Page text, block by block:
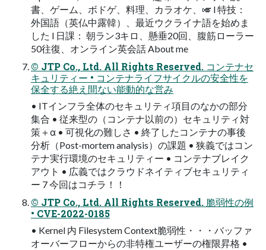
書、ゲーム、ボドゲ、料理、カラオケ、🎺 l 特技：
外国語（英仏中露韓）、最近ウクライナ語を始めま
した l ⽇課： 朝ラン3キロ、懸垂20回、腹筋ローラー
50往復、オンライン英会話 About me
© JTP Co., Ltd. All Rights Reserved. コンテナセ
キュリティー • コンテナライフサイクルの安全性を
保全する絶え間ない能動的な営み
• ITインフラ全体のセキュリティ項⽬のなかの部分
集合 • 従来型の（コンテナ以前の）セキュリティ対
策＋α • 可視化の難しさ • 終了したコンテナの事後
分析（Post-mortem analysis）の課題 • 狭義ではコン
テナ実⾏環境のセキュリティー • コンテナブレイク
アウト • 広義ではクラウドネイティブセキュリティ
ー 7 今回はコチラ！！
© JTP Co., Ltd. All Rights Reserved. 脆弱性の例
• CVE-2022-0185
• Kernel 内 Filesystem Context脆弱性・・・バッファ
オーバーフローからの⾮特権ユーザーの権限昇格 •